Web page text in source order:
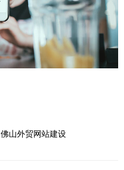
佛山外贸网站建设